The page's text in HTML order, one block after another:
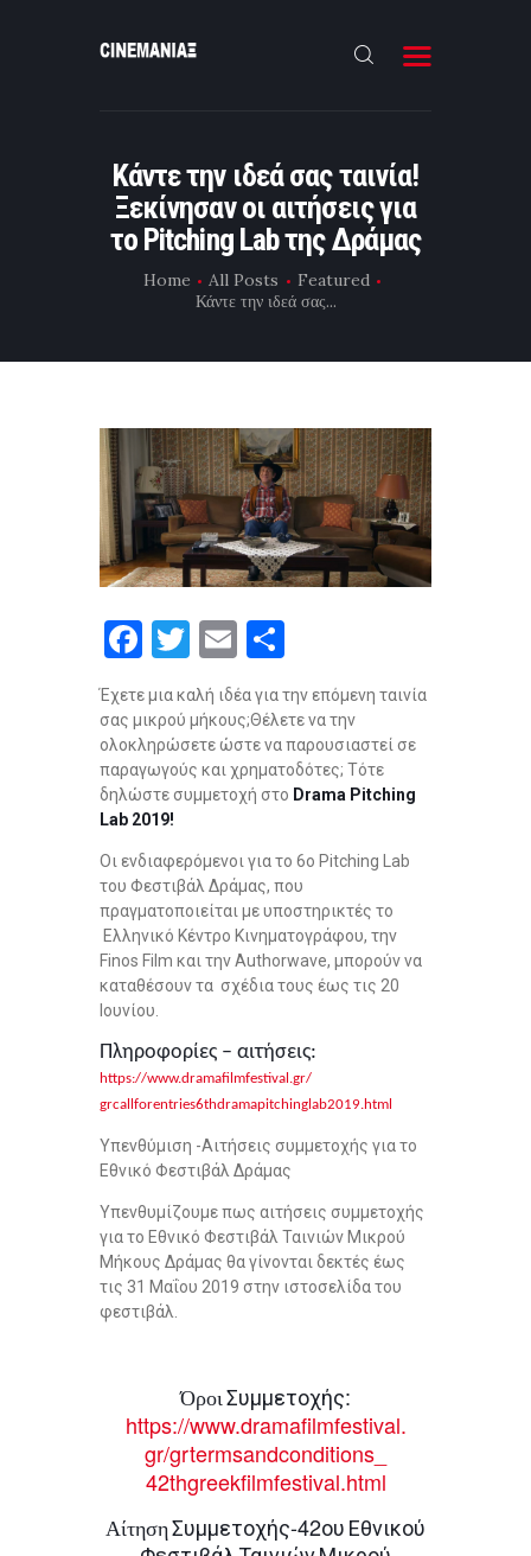
Κάντε την ιδεά σας ταινία!
Ξεκίνησαν οι αιτήσεις για
το Pitching Lab της Δράμας
Home All Posts
Featured
Κάντε την ιδεά σας...
ΝΕΑ
ΣΥΝΕΝΤΕΥΞΗ
FILMMAKING
ΜΙΚΡΟΥ ΜΗΚΟΥΣ
EΠΙΚΟΙΝΩΝΙΑ
F
ce
b
o
o
k
T
wi
tt
er
E
m
ail ar
e
Έχετε μια καλή ιδέα για την επόμενη ταινία
σας μικρού μήκους;Θέλετε να την
ολοκληρώσετε ώστε να παρουσιαστεί σε
παραγωγούς και χρηματοδότες; Τότε
δηλώστε συμμετοχή στο Drama Pitching
Lab 2019!
Οι ενδιαφερόμενοι για το 6ο Pitching Lab
του Φεστιβάλ Δράμας, που
πραγματοποιείται με υποστηρικτές το
Ελληνικό Κέντρο Κινηματογράφου, την
Finos Film και την Authorwave, μπορούν να
καταθέσουν τα σχέδια τους έως τις 20
Ιουνίου.
Πληροφορίες – αιτήσεις:
https://www.dramafilmfestival.gr/
grcallforentries6thdramapitchinglab2019.html
Υπενθύμιση -Αιτήσεις συμμετοχής για το
Εθνικό Φεστιβάλ Δράμας
Υπενθυμίζουμε πως αιτήσεις συμμετοχής
για το Εθνικό Φεστιβάλ Ταινιών Μικρού
Μήκους Δράμας θα γίνονται δεκτές έως
τις 31 Μαΐου 2019 στην ιστοσελίδα του
φεστιβάλ.
ΌροιΣυμμετοχής:
https://www.dramafilmfestival.
gr/grtermsandconditions_
42thgreekfilmfestival.html
ΑίτησηΣυμμετοχής-42ου Εθνικού